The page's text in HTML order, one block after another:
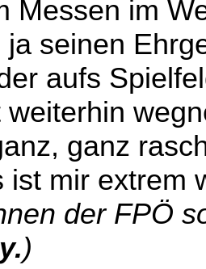
Messen im
ja seinen
aufs
ganz
ist mir extrem
der FPÖ
)